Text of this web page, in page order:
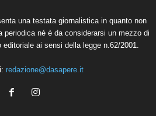
una testata giornalistica in quanto non
periodica né è da considerarsi un mezzo di
ai sensi della legge n.62/2001.
redazione@dasapere.it